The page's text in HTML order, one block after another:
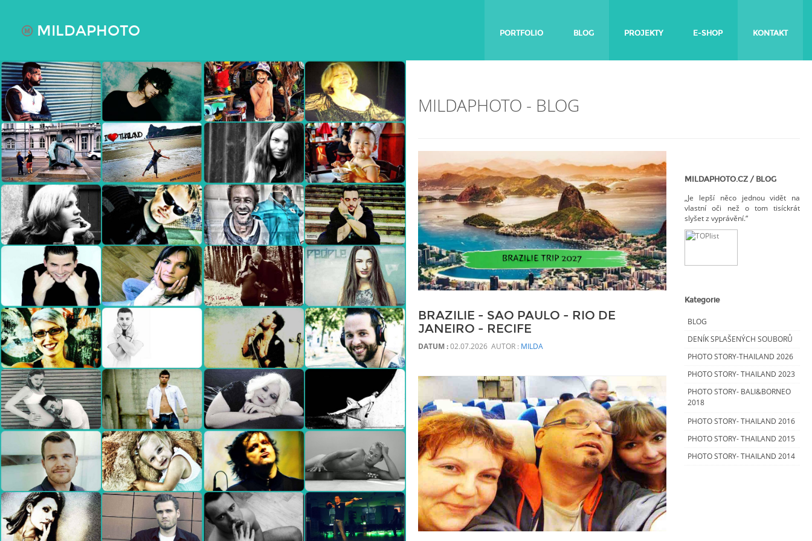
MILDAPHOTO PORTFOLIO BLOG PROJEKTY E-SHOP KONTAKT
MILDAPHOTO - BLOG
BRAZILIE - SAO PAULO - RIO DE
JANEIRO - RECIFE
DATUM :02.07.2026 AUTOR : MILDA
MILDAPHOTO.CZ / BLOG
„Je lepší něco jednou vidět na
vlastní oči než o tom tisíckrát
slyšet z vyprávění.“
Kategorie
BLOG
DENÍK SPLAŠENÝCH SOUBORŮ
PHOTO STORY-THAILAND 2026
PHOTO STORY- THAILAND 2023
PHOTO STORY- BALI&BORNEO
2018
PHOTO STORY- THAILAND 2016
PHOTO STORY- THAILAND 2015
PHOTO STORY- THAILAND 2014